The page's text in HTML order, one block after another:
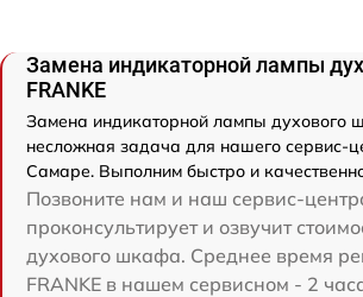
Замена индикаторной лампы
FRANKE
Замена индикаторной лампы духового
несложная задача для нашего сервис-
Самаре. Выполним быстро и
Позвоните нам и наш сервис-
проконсультирует и озвучит
духового шкафа. Среднее время
FRANKE в нашем сервисном - 2